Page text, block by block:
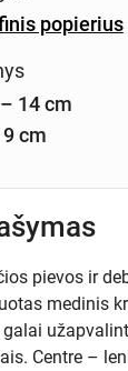
popierius
14 cm
cm
pievos ir
medinis
Centre –